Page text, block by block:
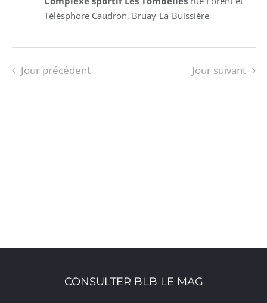
Télésphore Caudron, Bruay-La-Buissière
Jour précédent Jour suivant
CONSULTER BLB LE MAG